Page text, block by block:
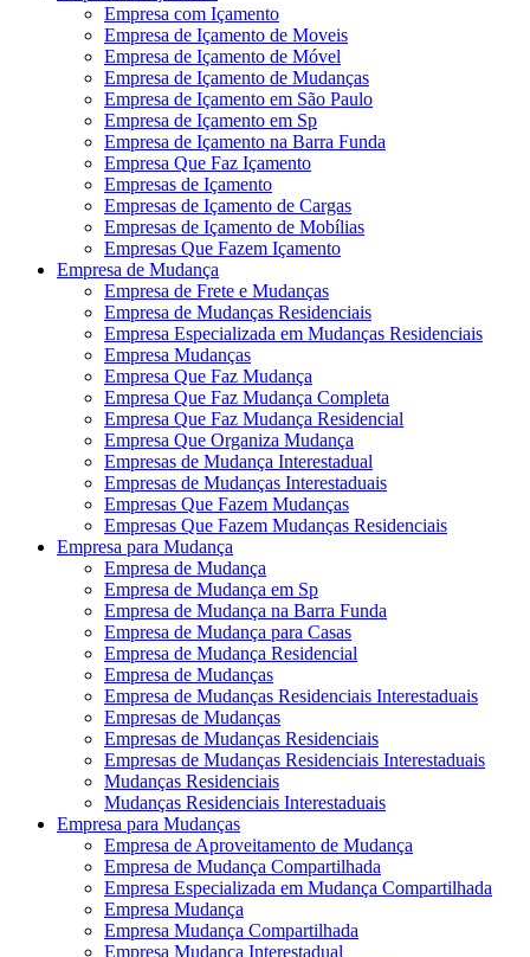
Empresa com Içamento
Empresa de Içamento de Moveis
Empresa de Içamento de Móvel
Empresa de Içamento de Mudanças
Empresa de Içamento em São Paulo
Empresa de Içamento em Sp
Empresa de Içamento na Barra Funda
Empresa Que Faz Içamento
Empresas de Içamento
Empresas de Içamento de Cargas
Empresas de Içamento de Mobílias
Empresas Que Fazem Içamento
Empresa de Mudança
Empresa de Frete e Mudanças
Empresa de Mudanças Residenciais
Empresa Especializada em Mudanças Residenciais
Empresa Mudanças
Empresa Que Faz Mudança
Empresa Que Faz Mudança Completa
Empresa Que Faz Mudança Residencial
Empresa Que Organiza Mudança
Empresas de Mudança Interestadual
Empresas de Mudanças Interestaduais
Empresas Que Fazem Mudanças
Empresas Que Fazem Mudanças Residenciais
Empresa para Mudança
Empresa de Mudança
Empresa de Mudança em Sp
Empresa de Mudança na Barra Funda
Empresa de Mudança para Casas
Empresa de Mudança Residencial
Empresa de Mudanças
Empresa de Mudanças Residenciais Interestaduais
Empresas de Mudanças
Empresas de Mudanças Residenciais
Empresas de Mudanças Residenciais Interestaduais
Mudanças Residenciais
Mudanças Residenciais Interestaduais
Empresa para Mudanças
Empresa de Aproveitamento de Mudança
Empresa de Mudança Compartilhada
Empresa Especializada em Mudança Compartilhada
Empresa Mudança
Empresa Mudança Compartilhada
Empresa Mudança Interestadual